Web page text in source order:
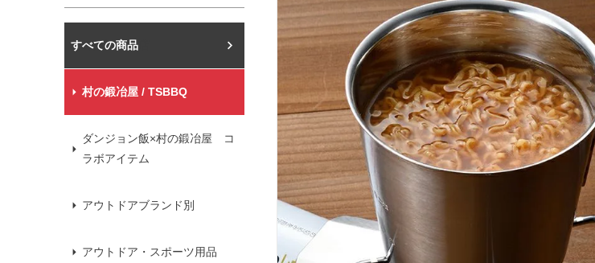
村の鍛冶屋本店
村の鍛冶屋 / TSBBQ
ダンジョン飯×村の鍛冶屋 コ
ラボアイテム
アウトドアブランド別
アウトドア・スポーツ用品